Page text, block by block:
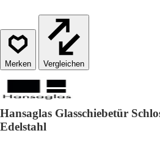
Vergleichen
Hansaglas Glasschiebetür
Edelstahl